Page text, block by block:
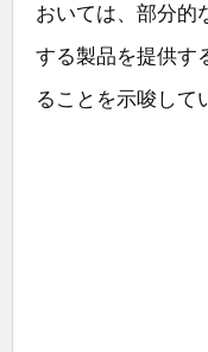
おいては、部分的
する製品を提供す
ることを示唆して